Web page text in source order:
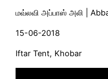
மவ்லவி அப்பாஸ் அலி |
15-06-2018
Iftar Tent, Khobar